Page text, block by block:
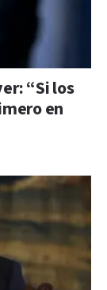
“Si los
en